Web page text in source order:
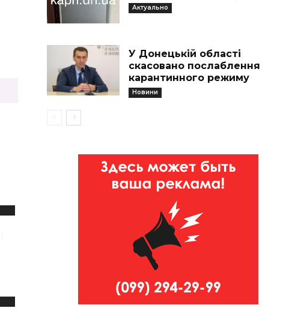
Актуально
У Донецькій області
скасовано послаблення
карантинного режиму
Новини